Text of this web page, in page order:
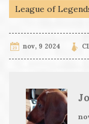
League of
nov, 9 2024